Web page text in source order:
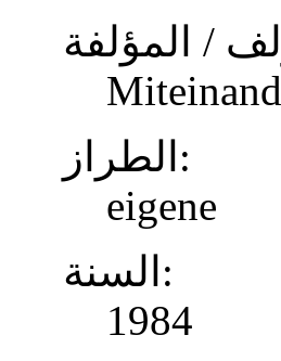
الطراز:
eigene
السنة:
1984